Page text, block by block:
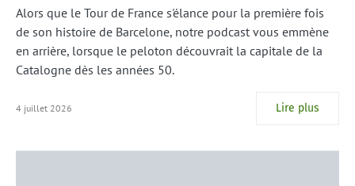
Alors que le Tour de France s'élance pour la première fois
de son histoire de Barcelone, notre podcast vous emmène
en arrière, lorsque le peloton découvrait la capitale de la
Catalogne dès les années 50.
4 juillet 2026 Lire plus